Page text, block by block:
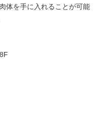
体を手に入れることが可能